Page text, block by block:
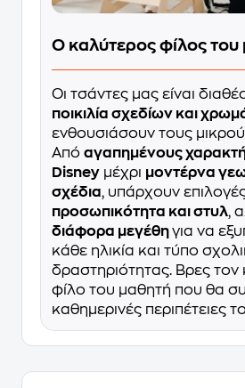
Ο καλύτερος φίλος του
Οι τσάντες μας είναι
ποικιλία σχεδίων και
ενθουσιάσουν τους
Από αγαπημένους
Disney μέχρι μοντέρνα
σχέδια, υπάρχουν
προσωπικότητα και στυλ,
διάφορα μεγέθηγια να
κάθε ηλικία και τύπο
δραστηριότητας. Βρες τον
φίλο του μαθητή που θα
καθημερινές περιπέτειες